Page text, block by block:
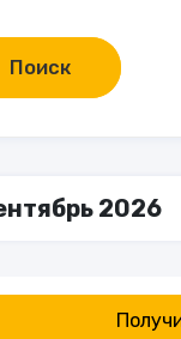
Поиск
2026